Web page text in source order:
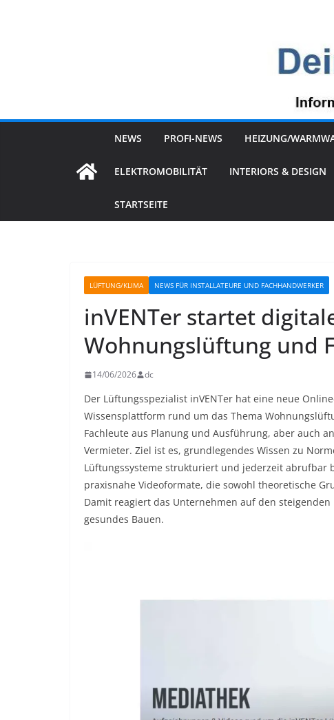
NEWS PROFI-NEWS HEIZUNG/
ELEKTROMOBILITÄT INTERIORS & DESIGN
STARTSEITE
LÜFTUNG/KLIMA NEWS FÜR INSTALLATEURE UND FACHHANDWERKER
inVENTer startet
Wohnungslüftung und
14/06/2026 dc
Der Lüftungsspezialist inVENTer hat eine neue
Wissensplattform rund um das Thema
Fachleute aus Planung und Ausführung, aber auch
Vermieter. Ziel ist es, grundlegendes Wissen zu
Lüftungssysteme strukturiert und jederzeit abrufbar
praxisnahe Videoformate, die sowohl theoretische
Damit reagiert das Unternehmen auf den
gesundes Bauen.